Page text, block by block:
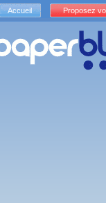
Accueil Proposez